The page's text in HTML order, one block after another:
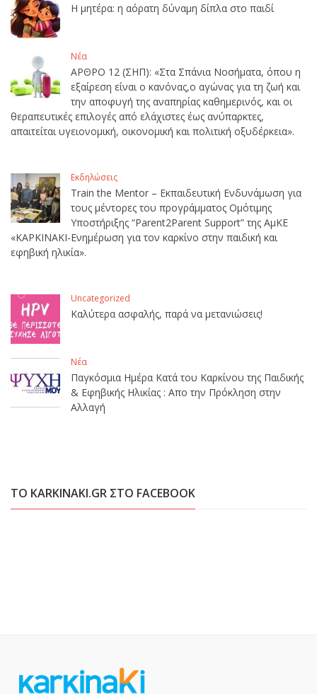
Η μητέρα: η αόρατη δύναμη δίπλα στο παιδί
Νέα
ΑΡΘΡΟ 12 (ΣΗΠ): «Στα Σπάνια Νοσήματα, όπου η
εξαίρεση είναι ο κανόνας,ο αγώνας για τη ζωή και
την αποφυγή της αναπηρίας καθημερινός, και οι
θεραπευτικές επιλογές από ελάχιστες έως ανύπαρκτες,
απαιτείται υγειονομική, οικονομική και πολιτική οξυδέρκεια».
Εκδηλώσεις
Train the Mentor – Εκπαιδευτική Ενδυνάμωση για
τους μέντορες του προγράμματος Ομότιμης
Υποστήριξης “Parent2Parent Support” της ΑμΚΕ
«ΚΑΡΚΙΝΑΚΙ-Ενημέρωση για τον καρκίνο στην παιδική και
εφηβική ηλικία».
Uncategorized
Καλύτερα ασφαλής, παρά να μετανιώσεις!
Νέα
Παγκόσμια Ημέρα Κατά του Καρκίνου της Παιδικής
& Εφηβικής Ηλικίας : Απο την Πρόκληση στην
Αλλαγή
ΤΟ KARKINAKI.GR ΣΤΟ FACEBOOK